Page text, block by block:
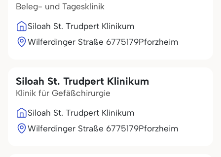
Beleg- und Tagesklinik
Siloah St. Trudpert Klinikum
Wilferdinger Straße 6775179Pforzheim
Siloah St. Trudpert Klinikum
Klinik für Gefäßchirurgie
Siloah St. Trudpert Klinikum
Wilferdinger Straße 6775179Pforzheim